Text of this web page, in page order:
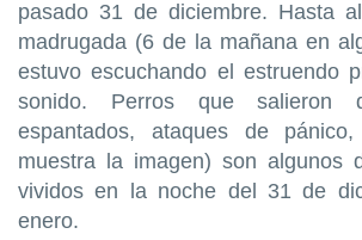
pasado 31 de diciembre. Hasta
madrugada (6 de la mañana en
estuvo escuchando el estruendo
sonido. Perros que salieron
espantados, ataques de
muestra la imagen) son algunos
vividos en la noche del 31 de
enero.